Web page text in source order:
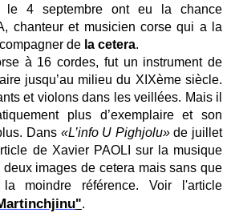
le 4 septembre ont eu la chance
chanteur et musicien corse qui a la
de la cetera.
à 16 cordes, fut un instrument de
jusqu’au milieu du XIXème siècle.
et violons dans les veillées. Mais il
plus d’exemplaire et son
Dans «L’info U Pighjolu»de juillet
de Xavier PAOLI sur la musique
images de cetera mais sans que
moindre référence. Voir l'article
".